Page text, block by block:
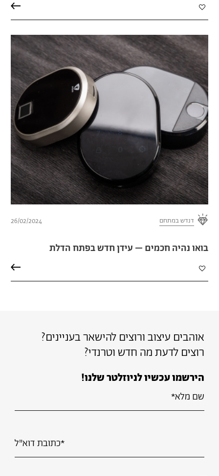
דנדש במתחם 26/02/2024
בואו נהיה חכמים – עידן חדש בפתח הדלת
אוהבים עיצוב ורוצים להישאר בעניינים?
רוצים לדעת מה חדש וטרנדי?
הירשמו עכשיו לניוזלטר שלנו!